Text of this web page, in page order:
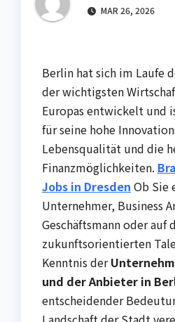
MAR 26, 2026
Berlin hat sich im Laufe
der wichtigsten
Europas entwickelt und
für seine hohe
Lebensqualität und die
Finanzmöglichkeiten.
Jobs in Dresden Ob Sie
Unternehmer, Business
Geschäftsmann oder auf
zukunftsorientierten
Kenntnis der
und der Anbieter in
entscheidender